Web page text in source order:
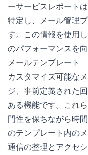
ーサービスレポート
特定し、メール管理
す。この情報を使用
のパフォーマンスを
メールテンプレート
カスタマイズ可能な
ジ、事前定義された
ある機能です。これ
門性を保ちながら時
のテンプレート内の
通信の整理とアクセ